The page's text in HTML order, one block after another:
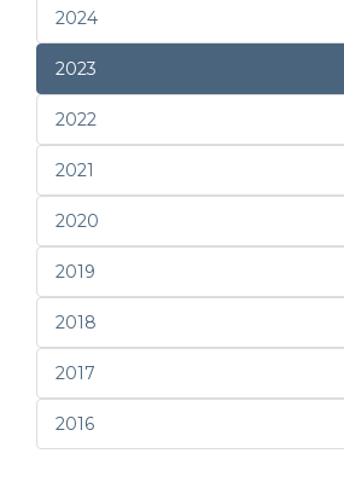
2024
2023
2022
2021
2020
2019
2018
2017
2016